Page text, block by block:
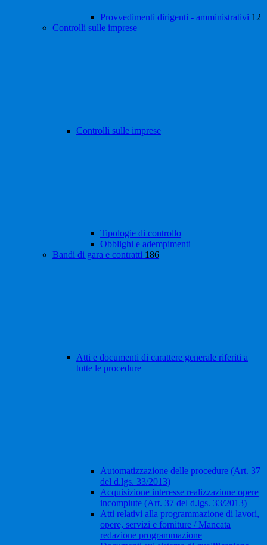
Provvedimenti dirigenti - amministrativi 12
Controlli sulle imprese
Controlli sulle imprese
Tipologie di controllo
Obblighi e adempimenti
Bandi di gara e contratti 186
Atti e documenti di carattere generale riferiti a
tutte le procedure
Automatizzazione delle procedure (Art. 37
del d.lgs. 33/2013)
Acquisizione interesse realizzazione opere
incompiute (Art. 37 del d.lgs. 33/2013)
Atti relativi alla programmazione di lavori,
opere, servizi e forniture / Mancata
redazione programmazione